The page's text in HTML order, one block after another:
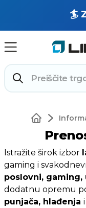
🏄
Istražite širok izbor
gaming i
poslovni, gaming,
dodatnu opremu
punjača, hlađenja